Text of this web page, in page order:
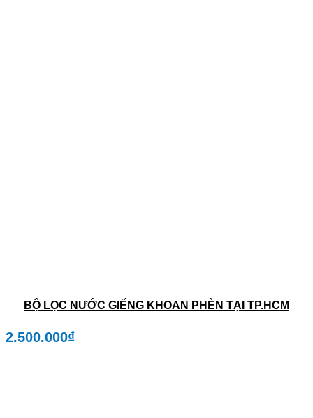
BỘ LỌC NƯỚC GIẾNG KHOAN PHÈN TẠI TP.HCM
2.500.000₫